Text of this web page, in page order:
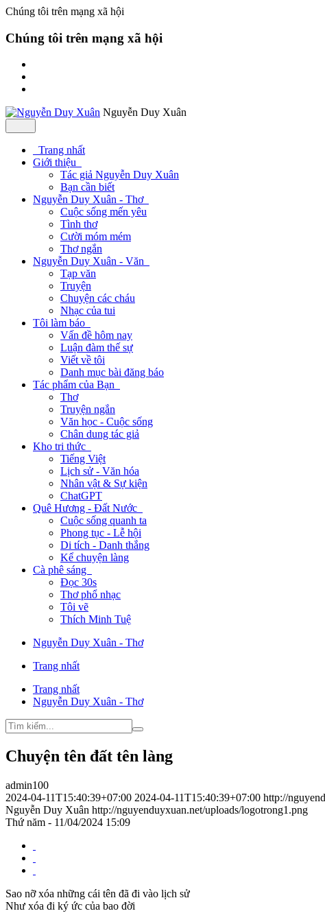
Chúng tôi trên mạng xã hội
Chúng tôi trên mạng xã hội
Nguyễn Duy Xuân
Trang nhất
Giới thiệu
Tác giả Nguyễn Duy Xuân
Bạn cần biết
Nguyễn Duy Xuân - Thơ
Cuộc sống mến yêu
Tình thơ
Cười móm mém
Thơ ngắn
Nguyễn Duy Xuân - Văn
Tạp văn
Truyện
Chuyện các cháu
Nhạc của tui
Tôi làm báo
Vấn đề hôm nay
Luận đàm thế sự
Viết về tôi
Danh mục bài đăng báo
Tác phẩm của Bạn
Thơ
Truyện ngắn
Văn học - Cuộc sống
Chân dung tác giả
Kho tri thức
Tiếng Việt
Lịch sử - Văn hóa
Nhân vật & Sự kiện
ChatGPT
Quê Hương - Đất Nước
Cuộc sống quanh ta
Phong tục - Lễ hội
Di tích - Danh thắng
Kể chuyện làng
Cà phê sáng
Đọc 30s
Thơ phổ nhạc
Tôi vẽ
Thích Minh Tuệ
Nguyễn Duy Xuân - Thơ
Trang nhất
Trang nhất
Nguyễn Duy Xuân - Thơ
Chuyện tên đất tên làng
admin100
2024-04-11T15:40:39+07:00 2024-04-11T15:40:39+07:00 http://
Nguyễn Duy Xuân http://nguyenduyxuan.net/uploads/logotrong1.png
Thứ năm - 11/04/2024 15:09
Sao nỡ xóa những cái tên đã đi vào lịch sử
Như xóa đi ký ức của bao đời